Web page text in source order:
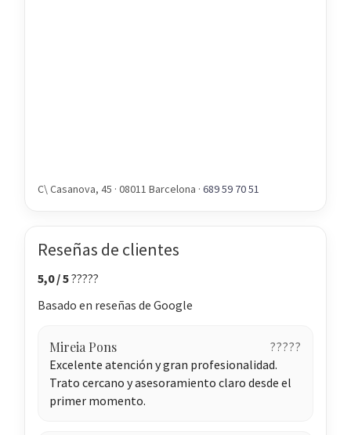
C\ Casanova, 45 · 08011 Barcelona · 689 59 70 51
Reseñas de clientes
5,0 / 5?????
Basado en reseñas de Google
Mireia Pons
?????
Excelente atención y gran profesionalidad.
Trato cercano y asesoramiento claro desde el
primer momento.